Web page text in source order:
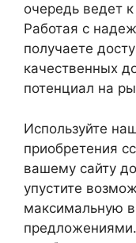
очередь ведет
Работая с
получаете
качественных
потенциал на
Используйте
приобретения
вашему сайту
упустите
максимальную
предложениями.